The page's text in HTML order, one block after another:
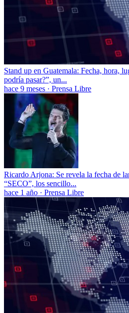
Stand up en Guatemala: Fecha, hora,
podría pasar?”, un...
hace 9 meses · Prensa Libre
Ricardo Arjona: Se revela la fecha de
“SECO”, los sencillo...
hace 1 año · Prensa Libre